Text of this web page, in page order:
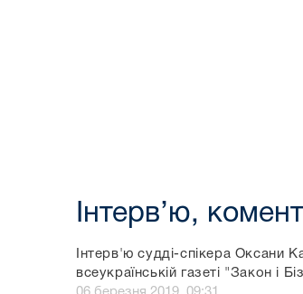
Інтерв’ю,
Інтерв'ю судді-спікера Оксани
всеукраїнській газеті "Закон і